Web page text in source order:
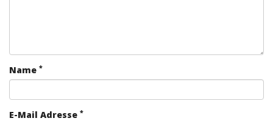
Name *
E-Mail Adresse *